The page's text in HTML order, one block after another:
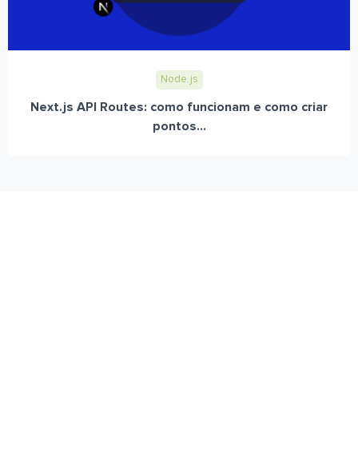
Node.js
Next.js API Routes: como funcionam e como criar
pontos...